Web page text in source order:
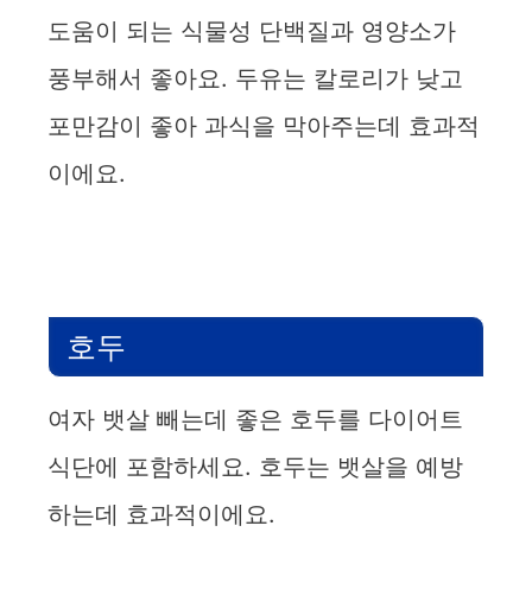
도움이 되는 식물성 단백질과 영양소가
풍부해서 좋아요. 두유는 칼로리가 낮고
포만감이 좋아 과식을 막아주는데 효과적
이에요.
호두
여자 뱃살 빼는데 좋은 호두를 다이어트
식단에 포함하세요. 호두는 뱃살을 예방
하는데 효과적이에요.